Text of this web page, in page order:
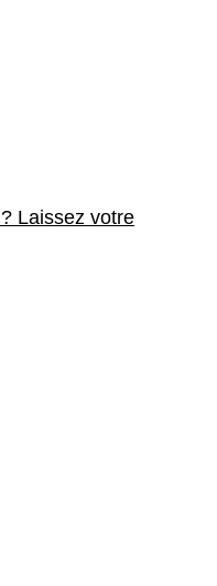
Laissez votre